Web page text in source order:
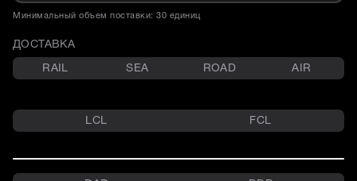
Минимальный объем поставки: 30 единиц
ДОСТАВКА
RAIL SEA ROAD AIR
LCL FCL